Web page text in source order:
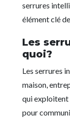
serrures
élément clé
Les
quoi?
Les serrures
maison,
qui
pour